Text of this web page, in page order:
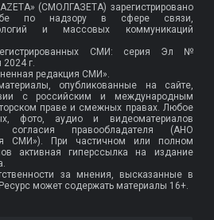
(СМОЛГАЗЕТА) зарегистрировано
по надзору в сфере связи,
и массовых коммуникаций
СМИ: серия Эл №
г.
редакция СМИ».
опубликованные на сайте,
с российским и международным
праве и смежных правах. Любое
фото, аудио и видеоматериалов
правообладателя (АНО
СМИ»). При частичном или полном
активная гиперссылка на издание
за мнения, высказанные в
может содержать материалы 16+.